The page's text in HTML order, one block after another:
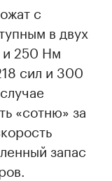
с
в двух
и 250 Нм
сил и 300
«сотню» за
запас